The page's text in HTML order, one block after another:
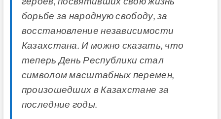
борьбе за народную свободу, за
восстановление независимости
Казахстана. И можно сказать, что
теперь День Республики стал
символом масштабных перемен,
произошедших в Казахстане за
последние годы.